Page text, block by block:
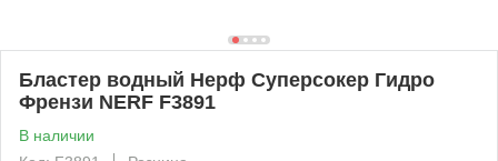
Бластер водный Нерф Суперсокер Гидро
Френзи NERF F3891
В наличии